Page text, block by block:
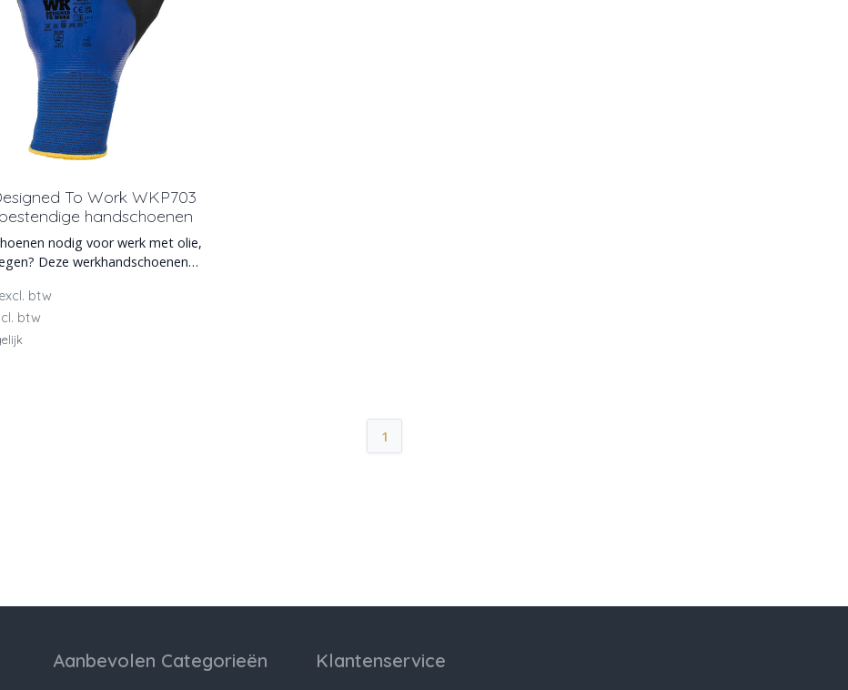
To Work WKP703
handschoenen
nodig voor werk met olie,
Deze werkhandschoenen
excl. btw
btw
1
Aanbevolen Categorieën Klantenservice